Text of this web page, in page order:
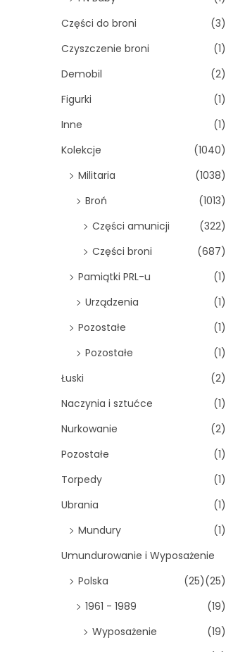
Części do broni
(3)
Czyszczenie broni
(1)
Demobil
(2)
Figurki
(1)
Inne
(1)
Kolekcje
(1040)
Militaria
(1038)
Broń
(1013)
Części amunicji
(322)
Części broni
(687)
Pamiątki PRL-u
(1)
Urządzenia
(1)
Pozostałe
(1)
Pozostałe
(1)
Łuski
(2)
Naczynia i sztućce
(1)
Nurkowanie
(2)
Pozostałe
(1)
Torpedy
(1)
Ubrania
(1)
Mundury
(1)
Umundurowanie i Wyposażenie
(25)
Polska
(25)
1961 - 1989
(19)
Wyposażenie
(19)